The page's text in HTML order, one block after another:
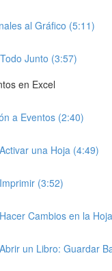
al Gráfico (5:11)
Junto (3:57)
en Excel
a Eventos (2:40)
una Hoja (4:49)
(3:52)
Cambios en la
un Libro: Guardar